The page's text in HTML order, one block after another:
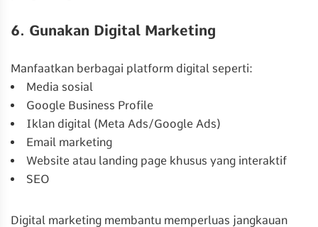
6. Gunakan Digital Marketing
Manfaatkan berbagai platform digital seperti:
Media sosial
Google Business Profile
Iklan digital (Meta Ads/Google Ads)
Email marketing
Website atau landing page khusus yang interaktif
SEO
Digital marketing membantu memperluas jangkauan